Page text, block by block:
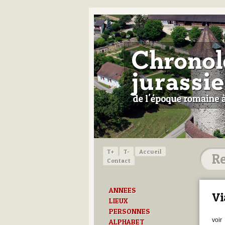
T+ T-
Accueil
Contact
ANNEES
LIEUX
PERSONNES
ALPHABET
voir